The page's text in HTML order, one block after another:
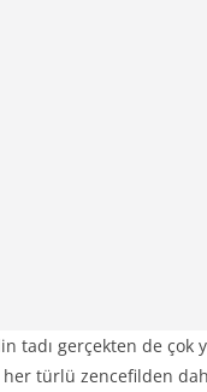
tadı gerçekten de çok
her türlü zencefilden